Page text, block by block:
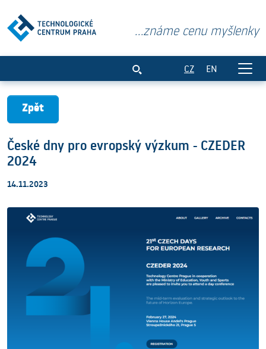
...známe cenu myšlenky
CZ EN
Zpět
České dny pro evropský výzkum - CZEDER
2024
14.11.2023